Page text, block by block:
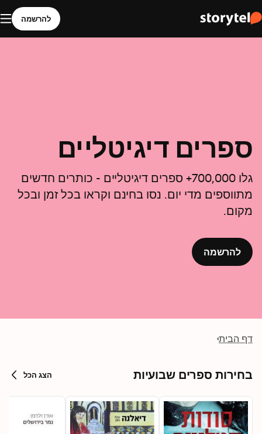
להרשמה
ספרים דיגיטליים
גלו 700,000+ ספרים דיגיטליים - כותרים חדשים
מתווספים מדי יום. נסו בחינם וקראו בכל זמן ובכל
מקום.
להרשמה
דף הבית
בחירות ספרים שבועיות הצג הכל